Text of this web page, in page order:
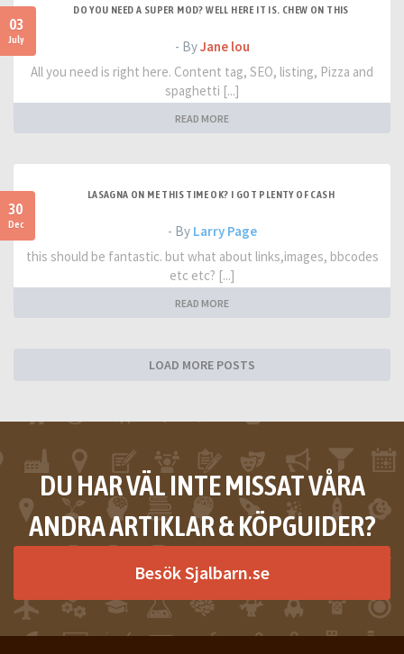
03
July
DO YOU NEED A SUPER MOD? WELL HERE IT IS. CHEW ON THIS
- ByJane lou
All you need is right here. Content tag, SEO, listing, Pizza and
spaghetti [...]
READ MORE
30
Dec
LASAGNA ON ME THIS TIME OK? I GOT PLENTY OF CASH
- By Larry Page
this should be fantastic. but what about links,images, bbcodes
etc etc? [...]
READ MORE
LOAD MORE POSTS
DU HAR VÄL INTE MISSAT VÅRA
ANDRA ARTIKLAR & KÖPGUIDER?
Besök Sjalbarn.se